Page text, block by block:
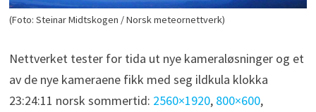
(Foto: Steinar Midtskogen / Norsk meteornettverk)
Nettverket tester for tida ut nye kameraløsninger og et
av de nye kameraene fikk med seg ildkula klokka
23:24:11 norsk sommertid: 2560×1920, 800×600,